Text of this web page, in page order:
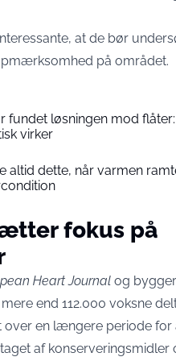
at de bør
på området.
fundet løsningen mod
virker
altid dette, når varmen
fokus på
Heart Journal og
end 112.000 voksne
over en længere periode
af konserveringsmidler